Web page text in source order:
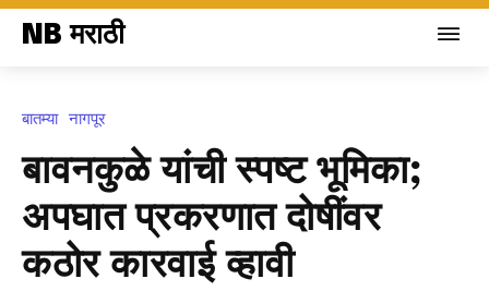
NB मराठी
बातम्या नागपूर
बावनकुळे यांची स्पष्ट भूमिका;
अपघात प्रकरणात दोषींवर
कठोर कारवाई व्हावी